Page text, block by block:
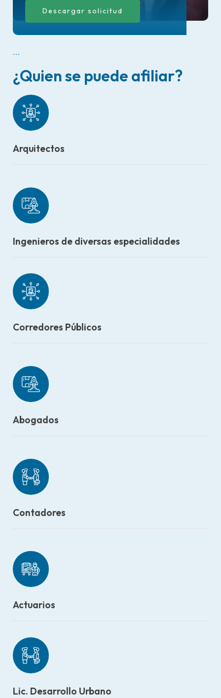
Descargar solicitud
...
¿Quien se puede afiliar?
Arquitectos
Ingenieros de diversas especialidades
Corredores Públicos
Abogados
Contadores
Actuarios
Lic. Desarrollo Urbano